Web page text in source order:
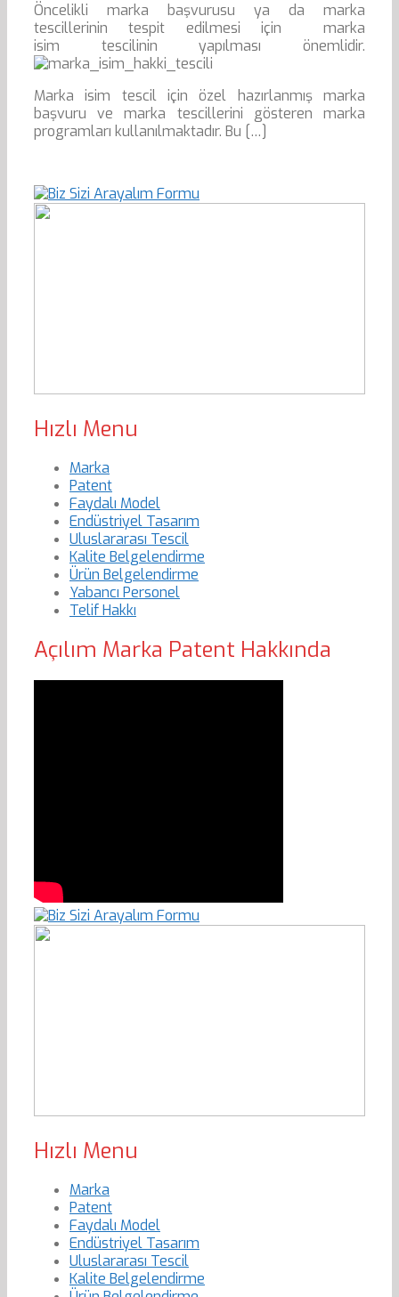
Öncelikli marka başvurusu ya da marka
tescillerinin tespit edilmesi için marka
isim tescilinin yapılması önemlidir.
Marka isim tescil için özel hazırlanmış marka
başvuru ve marka tescillerini gösteren marka
programları kullanılmaktadır. Bu […]
Hızlı Menu
Marka
Patent
Faydalı Model
Endüstriyel Tasarım
Uluslararası Tescil
Kalite Belgelendirme
Ürün Belgelendirme
Yabancı Personel
Telif Hakkı
Açılım Marka Patent Hakkında
Hızlı Menu
Marka
Patent
Faydalı Model
Endüstriyel Tasarım
Uluslararası Tescil
Kalite Belgelendirme